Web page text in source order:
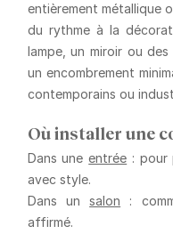
entièrement métallique
du rythme à la
lampe, un miroir ou
un encombrement
contemporains ou
Où installer une
Dans uneentrée : pour
avec style.
Dans unsalon :
affirmé.